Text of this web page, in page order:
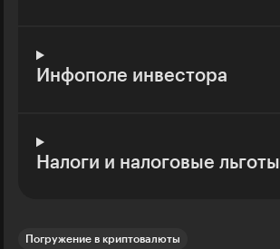
Инфополе инвестора
Налоги и налоговые льготы
Погружение в криптовалюты